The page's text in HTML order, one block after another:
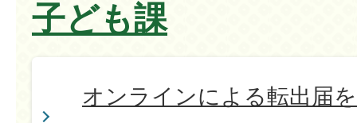
子ども課
オンラインによる転出届